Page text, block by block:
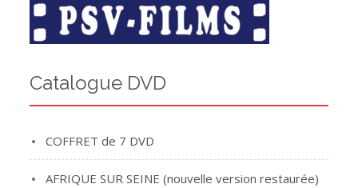
Catalogue DVD
COFFRET de 7 DVD
AFRIQUE SUR SEINE (nouvelle version restaurée)